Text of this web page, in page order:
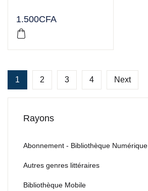
1.500CFA
1 2 3 4 Next
Rayons
Abonnement - Bibliothèque Numérique
Autres genres littéraires
Bibliothèque Mobile